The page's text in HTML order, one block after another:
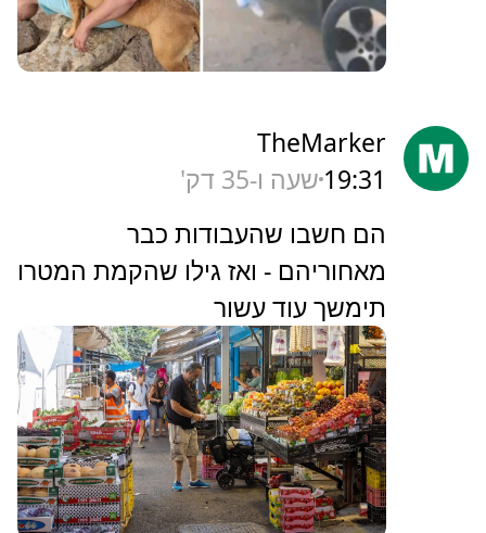
TheMarker
19:31 שעה ו-35 דק'
‏הם חשבו שהעבודות כבר
מאחוריהם - ואז גילו שהקמת המטרו
תימשך עוד עשור